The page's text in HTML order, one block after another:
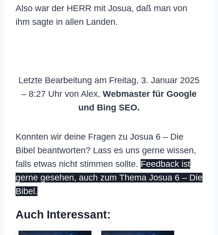
Also war der HERR mit Josua, daß man von
ihm sagte in allen Landen.
Letzte Bearbeitung am Freitag, 3. Januar 2025
– 8:27 Uhr von Alex, Webmaster für Google
und Bing SEO.
Konnten wir deine Fragen zu Josua 6 – Die
Bibel beantworten? Lass es uns gerne wissen,
falls etwas nicht stimmen sollte. Feedback ist
gerne gesehen, auch zum Thema Josua 6 – Die
Bibel.
Auch Interessant: